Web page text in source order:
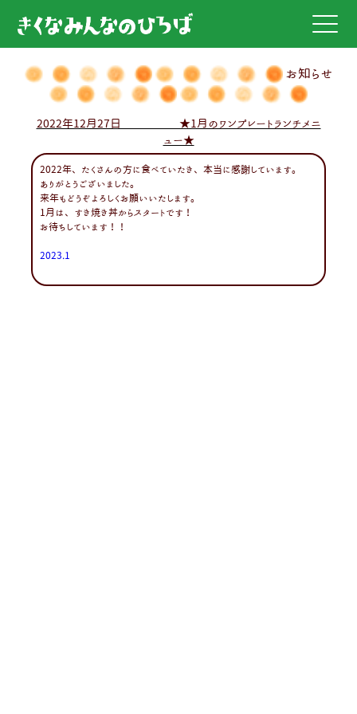
お知らせ
2022年12月27日 ★1月のワンプレートランチメニ
ュー★
2022年、たくさんの方に食べていたき、本当に感謝しています。
ありがとうございました。
来年もどうぞよろしくお願いいたします。
1月は、すき焼き丼からスタートです！
お待ちしています！！
2023.1